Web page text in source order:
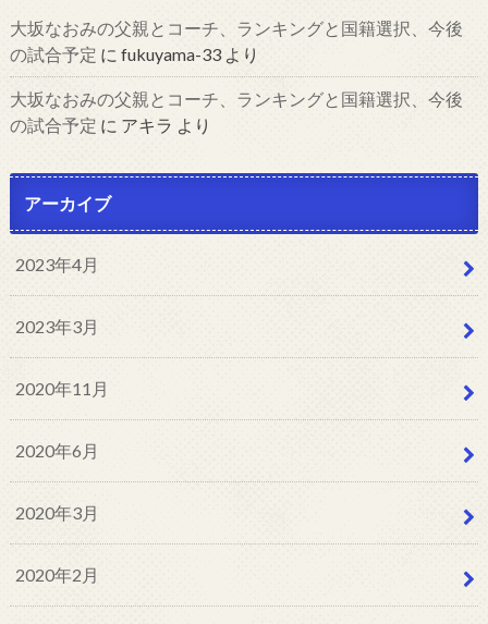
大坂なおみの父親とコーチ、ランキングと国籍選択、今後
の試合予定 に fukuyama-33より
大坂なおみの父親とコーチ、ランキングと国籍選択、今後
の試合予定 に アキラ より
アーカイブ
2023年4月
2023年3月
2020年11月
2020年6月
2020年3月
2020年2月